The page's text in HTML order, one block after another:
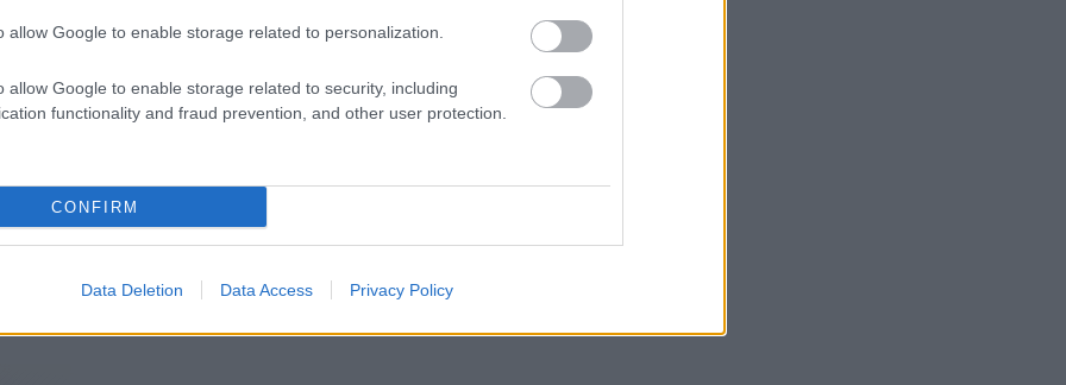
allow Google to enable storage related to personalization.
allow Google to enable storage related to security, including
functionality and fraud prevention, and other user protection.
CONFIRM
Data Deletion Data Access Privacy Policy
használtan
7636